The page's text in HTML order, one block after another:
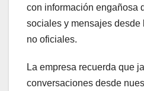
con información engañosa
sociales y mensajes desde
no oficiales.
La empresa recuerda que
conversaciones desde